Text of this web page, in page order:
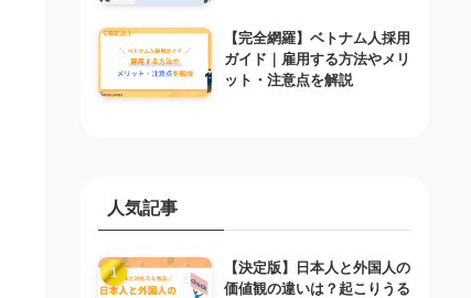
【完全網羅】ベトナム人採用
ガイド｜雇用する方法やメリ
ット・注意点を解説
人気記事
【決定版】日本人と外国人の
価値観の違いは？起こりうる